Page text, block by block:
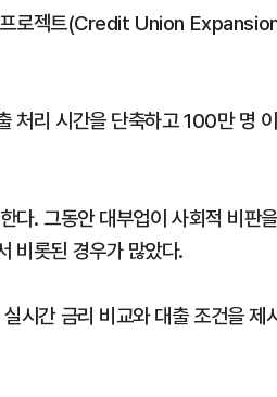
로젝트(Credit Union
처리 시간을 단축하고 100만 명 이
다. 그동안 대부업이 사회적 비판
비롯된 경우가 많았다.
시간 금리 비교와 대출 조건을 제